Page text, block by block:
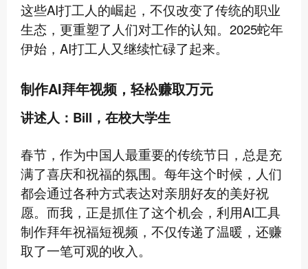
这些AI打工人的崛起，不仅改变了传统的职业
生态，更重塑了人们对工作的认知。2025蛇年
伊始，AI打工人又继续忙碌了起来。
制作AI拜年视频，轻松赚取万元
讲述人：Bill，在校大学生
春节，作为中国人最重要的传统节日，总是充
满了喜庆和祝福的氛围。每年这个时候，人们
都会通过各种方式表达对亲朋好友的美好祝
愿。而我，正是抓住了这个机会，利用AI工具
制作拜年祝福短视频，不仅传递了温暖，还赚
取了一笔可观的收入。